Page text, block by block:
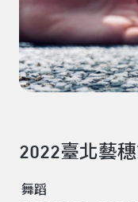
2022臺北藝穗
舞蹈